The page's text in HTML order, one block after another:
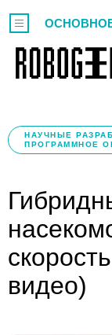
НАУЧНЫЕ
ПРОГРАММНОЕ
видео)